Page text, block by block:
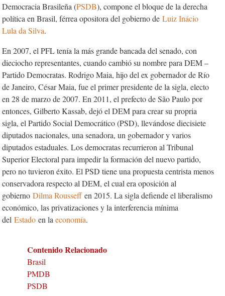
Democracia Brasileña (PSDB), compone el bloque de la derecha
política en Brasil, férrea opositora del gobierno de Luiz Inácio
Lula da Silva.
En 2007, el PFL tenía la más grande bancada del senado, con
dieciocho representantes, cuando cambió su nombre para DEM –
Partido Democratas. Rodrigo Maia, hijo del ex gobernador de Río
de Janeiro, César Maia, fue el primer presidente de la sigla, electo
en 28 de marzo de 2007. En 2011, el prefecto de São Paulo por
entonces, Gilberto Kassab, dejó el DEM para crear su propria
sigla, el Partido Social Democrático (PSD), llevándose diecisiete
diputados nacionales, una senadora, un gobernador y varios
diputados estaduales. Los democratas recurrieron al Tribunal
Superior Electoral para impedir la formación del nuevo partido,
pero no tuvieron éxito. El PSD tiene una propuesta centrista menos
conservadora respecto al DEM, el cual era oposición al
gobierno Dilma Rousseffen 2015. La sigla defiende el liberalismo
económico, las privatizaciones y la interferencia mínima
del Estado en la economía.
Contenido Relacionado
Brasil
PMDB
PSDB